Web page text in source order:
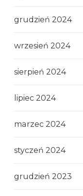
grudzień 2024
wrzesień 2024
sierpień 2024
lipiec 2024
marzec 2024
styczeń 2024
grudzień 2023